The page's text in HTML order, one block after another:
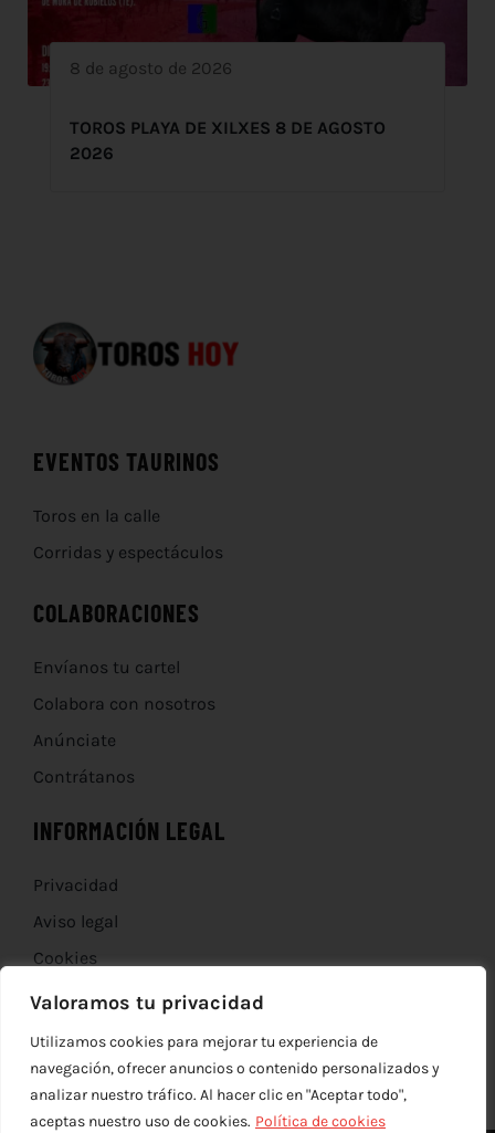
Valoramos tu privacidad
Utilizamos cookies para mejorar tu experiencia de
navegación, ofrecer anuncios o contenido personalizados y
analizar nuestro tráfico. Al hacer clic en "Aceptar todo",
aceptas nuestro uso de cookies. Política de cookies
8 de agosto de 2026
TOROS PLAYA DE XILXES 8 DE AGOSTO
2026
EVENTOS TAURINOS
Toros en la calle
Corridas y espectáculos
COLABORACIONES
Envíanos tu cartel
Colabora con nosotros
Anúnciate
Contrátanos
INFORMACIÓN LEGAL
Privacidad
Aviso legal
Cookies
Devoluciones